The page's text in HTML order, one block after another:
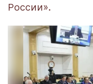
России».